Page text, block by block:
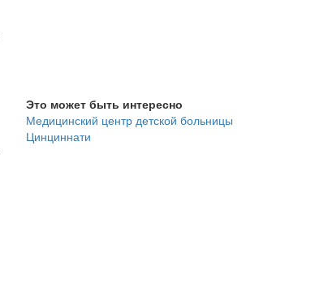
Это может быть интересно
Медицинский центр детской больницы
Цинциннати